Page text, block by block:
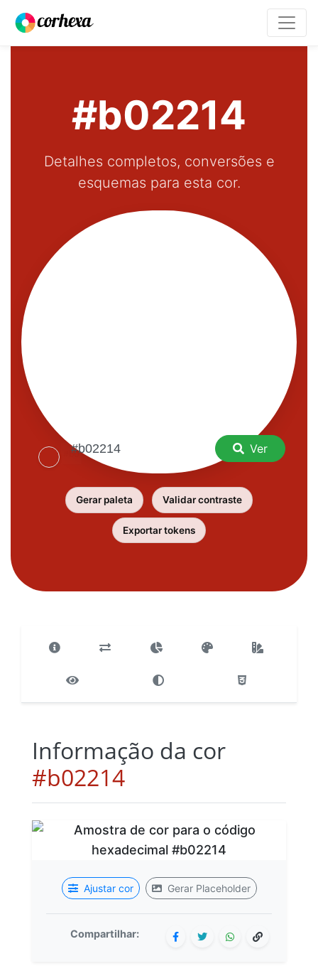
#b02214
Detalhes completos, conversões e
esquemas para esta cor.
Ver
Gerar paleta Validar contraste
Exportar tokens
Informação da cor
#b02214
Ajustar cor Gerar Placeholder
Compartilhar: